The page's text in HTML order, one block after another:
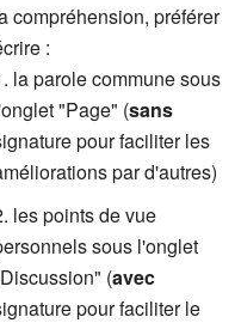
compréhension, préférer
:
la parole commune sous
"Page" (sans
pour faciliter les
par d'autres)
les points de vue
sous l'onglet
(avec
pour faciliter le